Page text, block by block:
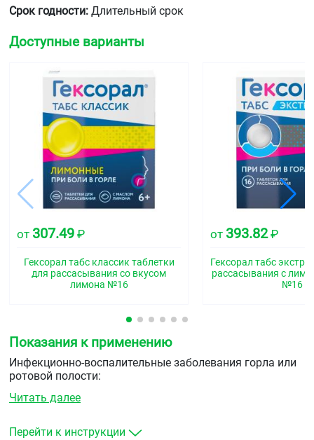
Срок годности: Длительный срок
Доступные варианты
от 307.49 ₽
Гексорал табс классик таблетки
для рассасывания со вкусом
лимона №16
от 393.82₽
Гексорал табс
рассасывания с
№16
Показания к применению
Инфекционно-воспалительные заболевания горла или
ротовой полости:
фарингит, ангина и другие воспалительные
стоматит
Читать далее
Перейти к инструкции